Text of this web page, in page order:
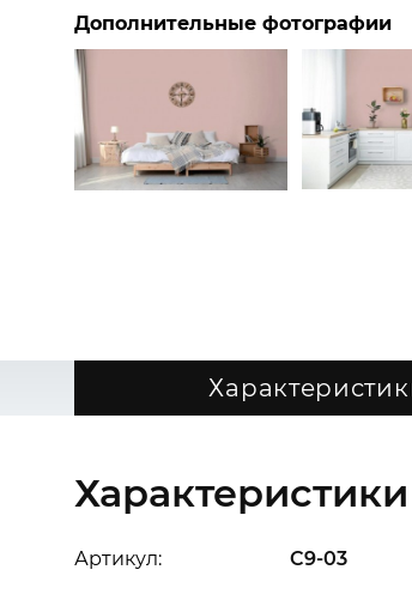
Дополнительные фотографии
Характеристики
Артикул: C9-03